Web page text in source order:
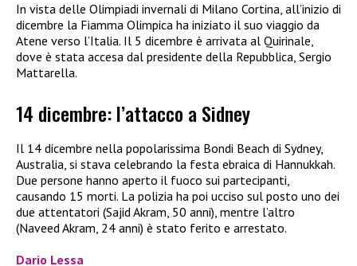
In vista delle Olimpiadi invernali di Milano Cortina, all’inizio di
dicembre la Fiamma Olimpica ha iniziato il suo viaggio da
Atene verso l’Italia. Il 5 dicembre è arrivata al Quirinale,
dove è stata accesa dal presidente della Repubblica, Sergio
Mattarella.
14 dicembre: l’attacco a Sidney
Il 14 dicembre nella popolarissima Bondi Beach di Sydney,
Australia, si stava celebrando la festa ebraica di Hannukkah.
Due persone hanno aperto il fuoco sui partecipanti,
causando 15 morti. La polizia ha poi ucciso sul posto uno dei
due attentatori (Sajid Akram, 50 anni), mentre l’altro
(Naveed Akram, 24 anni) è stato ferito e arrestato.
Dario Lessa